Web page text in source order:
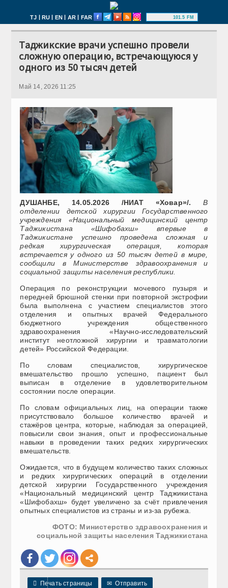
TJ | RU | EN | AR | FAR 101.5 FM
Таджикские врачи успешно провели
сложную операцию, встречающуюся у
одного из 50 тысяч детей
Май 14, 2026 11:25
ДУШАНБЕ, 14.05.2026 /НИАТ «Ховар»/.
В
отделении детской хирургии Государственного
учреждения «Национальный медицинский центр
Таджикистана «Шифобахш» впервые в
Таджикистане успешно проведена сложная и
редкая хирургическая операция, которая
встречается у одного из 50 тысяч детей в мире,
сообщили в Министерстве здравоохранения и
социальной защиты населения республики.
Операция по реконструкции мочевого пузыря и
передней брюшной стенки при повторной экстрофии
была выполнена с участием специалистов этого
отделения и опытных врачей Федерального
бюджетного учреждения общественного
здравоохранения «Научно-исследовательский
институт неотложной хирургии и травматологии
детей» Российской Федерации.
По словам специалистов, хирургическое
вмешательство прошло успешно, пациент был
выписан в отделение в удовлетворительном
состоянии после операции.
По словам официальных лиц, на операции также
присутствовало большое количество врачей и
стажёров центра, которые, наблюдая за операцией,
повысили свои знания, опыт и профессиональные
навыки в проведении таких редких хирургических
вмешательств.
Ожидается, что в будущем количество таких сложных
и редких хирургических операций в отделении
детской хирургии Государственного учреждения
«Национальный медицинский центр Таджикистана
«Шифобахш» будет увеличено за счёт привлечения
опытных специалистов из страны и из-за рубежа.
ФОТО: Министерство здравоохранения и
социальной защиты населения Таджикистана
 Печать страницы ✉ Отправить